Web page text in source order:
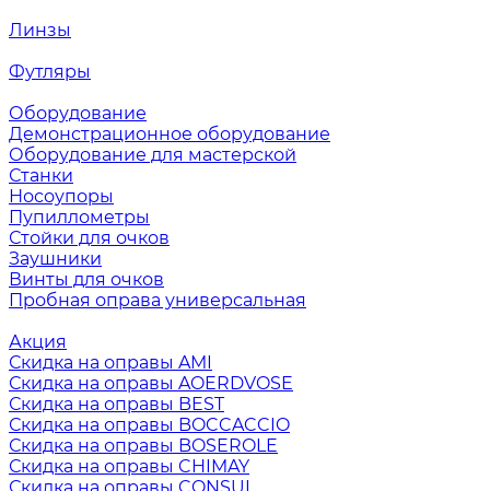
Линзы
Футляры
Оборудование
Демонстрационное оборудование
Оборудование для мастерской
Станки
Носоупоры
Пупиллометры
Стойки для очков
Заушники
Винты для очков
Пробная оправа универсальная
Акция
Скидка на оправы AMI
Скидка на оправы AOERDVOSE
Скидка на оправы BEST
Скидка на оправы BOCCACCIO
Скидка на оправы BOSEROLE
Скидка на оправы CHIMAY